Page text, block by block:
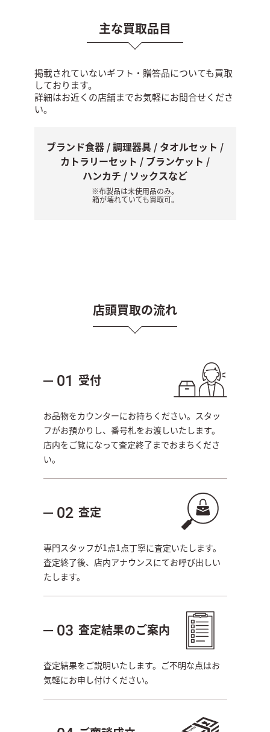
主な買取品目
掲載されていないギフト・贈答品についても買取
しております。
詳細はお近くの店舗までお気軽にお問合せくださ
い。
ブランド食器 / 調理器具 / タオルセット /
カトラリーセット / ブランケット /
ハンカチ / ソックスなど
※布製品は未使用品のみ。
箱が壊れていても買取可。
店頭買取の流れ
01 受付
お品物をカウンターにお持ちください。スタッ
フがお預かりし、番号札をお渡しいたします。
店内をご覧になって査定終了までおまちくださ
い。
02 査定
専門スタッフが1点1点丁寧に査定いたします。
査定終了後、店内アナウンスにてお呼び出しい
たします。
03 査定結果のご案内
査定結果をご説明いたします。ご不明な点はお
気軽にお申し付けください。